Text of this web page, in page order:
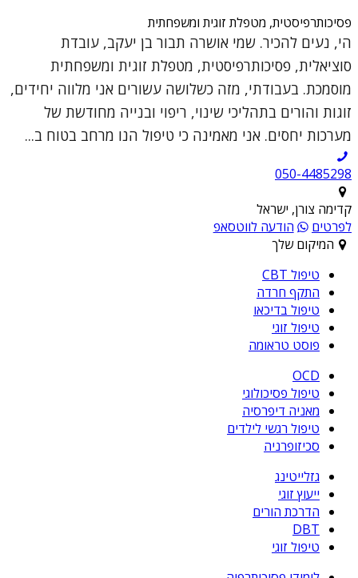
פסיכותרפיסטית, מטפלת זוגית ומשפחתית
הי, נעים להכיר. שמי אושרה תבור בן יעקב, עובדת
סוציאלית, פסיכותרפיסטית, מטפלת זוגית ומשפחתית
מוסמכת. בעבודתי, מזה כשלושה עשורים אני מלווה יחידים,
זוגות והורים בתהליכי שינוי, ריפוי ובנייה מחודשת של
מערכות יחסים. אני מאמינה כי טיפול הנו מרחב בטוח ב...
050-4485298
קדימה צורן, ישראל
לפרטים
הודעה לווטסאפ
המיקום שלך
טיפול CBT
התקף חרדה
טיפול בדיכאו
טיפול זוגי
פוסט טראומה
OCD
טיפול פסיכולוגי
מאניה דיפרסיה
טיפול רגשי לילדים
סכיזופרניה
גזלייטינג
ייעוץ זוגי
הדרכת הורים
DBT
טיפול זוגי